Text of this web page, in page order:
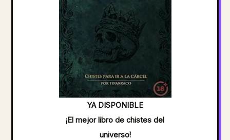
YA DISPONIBLE
¡El mejor libro de chistes del
universo!